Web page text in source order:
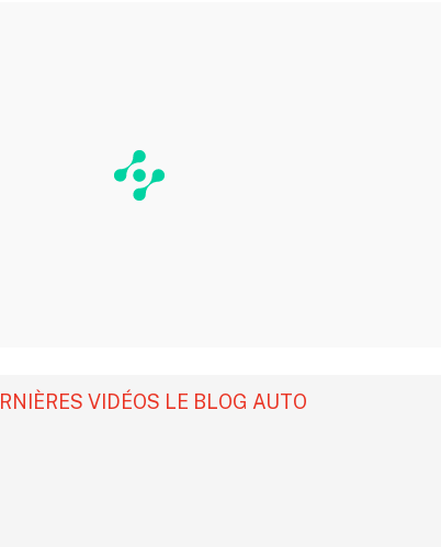
VIDÉOS LE BLOG AUTO